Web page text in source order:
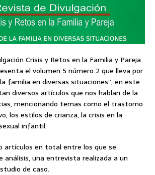
Crisis y Retos en la Familia y Pareja
el volumen 5 número 2 que lleva por
familia en diversas situaciones”, en este
diversos artículos que nos hablan de la
mencionando temas como el trastorno
los estilos de crianza, la crisis en la
infantil.
artículos en total entre los que se
análisis, una entrevista realizada a un
de caso.